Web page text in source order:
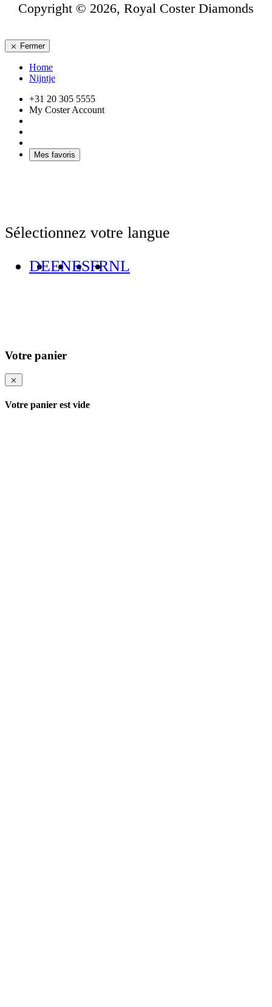
Copyright © 2026, Royal Coster Diamonds
Fermer
Home
Nijntje
+31 20 305 5555
My Coster Account
Mes favoris
Sélectionnez votre langue
DEENESFRNL
Votre panier
Votre panier est vide